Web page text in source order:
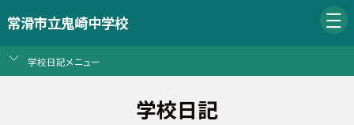
常滑市立鬼崎中学校
学校日記メニュー
学校日記